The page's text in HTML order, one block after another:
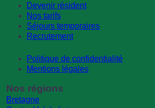
Devenir résident
Nos tarifs
Séjours temporaires
Recrutement
Politique de confidentialité
Mentions légales
Nos régions
Bretagne